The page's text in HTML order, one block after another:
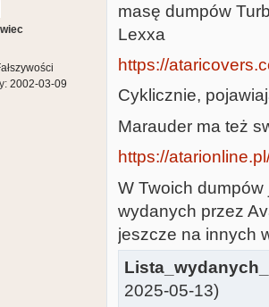
2002-03-09
masę dumpów
Lexxa
https://
Cyklicznie,
Marauder ma też
https://
W Twoich dumpów
wydanych przez
jeszcze na innych
2025-05-13)